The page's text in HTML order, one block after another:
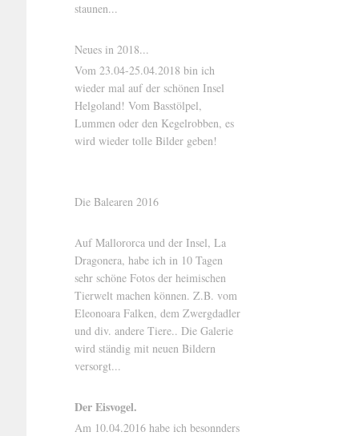
staunen...
Neues in 2018...
Vom 23.04-25.04.2018 bin ich
wieder mal auf der schönen Insel
Helgoland! Vom Basstölpel,
Lummen oder den Kegelrobben, es
wird wieder tolle Bilder geben!
Die Balearen 2016
Auf Mallororca und der Insel, La
Dragonera, habe ich in 10 Tagen
sehr schöne Fotos der heimischen
Tierwelt machen können. Z.B. vom
Eleonoara Falken, dem Zwergdadler
und div. andere Tiere.. Die Galerie
wird ständig mit neuen Bildern
versorgt...
Der Eisvogel.
Am 10.04.2016 habe ich besonnders